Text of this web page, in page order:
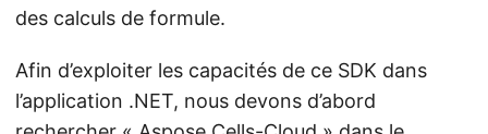
des calculs de formule.
Afin d’exploiter les capacités de ce SDK dans
l’application .NET, nous devons d’abord